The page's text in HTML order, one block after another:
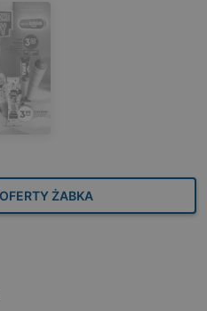
ŻABKA